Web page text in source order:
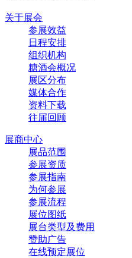
关于展会
参展效益
日程安排
组织机构
糖酒会概况
展区分布
媒体合作
资料下载
往届回顾
展商中心
展品范围
参展资质
参展指南
为何参展
参展流程
展位图纸
展台类型及费用
赞助广告
在线预定展位